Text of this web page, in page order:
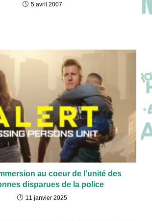
5 avril 2007
au coeur de l’unité des
disparues de la police
11 janvier 2025